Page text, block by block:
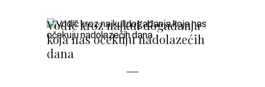
Vodič kroz najkul događanja
koja nas očekuju nadolazećih
dana